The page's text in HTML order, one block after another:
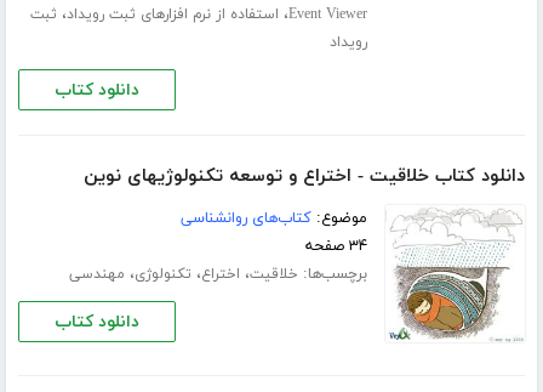
Event Viewer، استفاده از نرم افزارهای ثبت رویداد، ثبت
رویداد
دانلود کتاب
دانلود کتاب خلاقیت - اختراع و توسعه تکنولوژیهای نوین
موضوع:کتاب‌های روانشناسی
۳۴ صفحه
برچسب‌ها: خلاقیت، اختراع، تکنولوژی، مهندسی
دانلود کتاب